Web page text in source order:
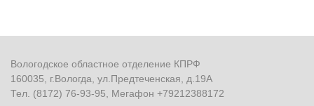
Вологодское областное отделение КПРФ
160035, г.Вологда, ул.Предтеченская, д.19А
Тел. (8172) 76-93-95, Мегафон +79212388172